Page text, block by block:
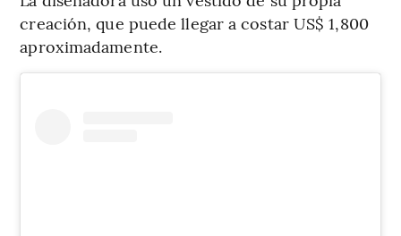
creación, que puede llegar a costar US$ 1,800
aproximadamente.